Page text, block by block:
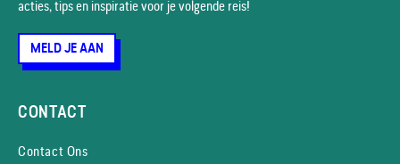
acties, tips en inspiratie voor je volgende reis!
MELD JE AAN
CONTACT
Contact Ons